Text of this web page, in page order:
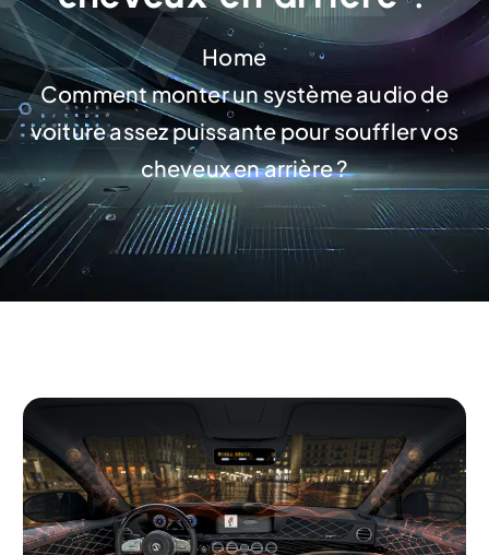
t
Home
Comment monter un système audio de
voiture assez puissante pour souffler vos
cheveux en arrière ?